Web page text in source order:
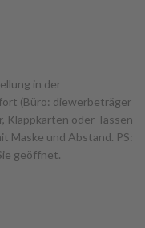
in der
(Büro: diewerbeträger
Klappkarten oder Tassen
Maske und Abstand. PS:
geöffnet.